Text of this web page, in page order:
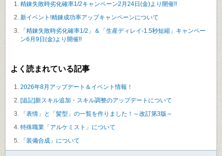
精錬失敗時劣化確率1/2キャンペーン2月24日(金)より開催!!
新イベント!精錬成功率アップキャンペーンについて
「精錬失敗時劣化確率1/2」＆「生産ディレイ-1.5秒短縮」キャンペー
ン6月9日(金)より開催!!
よく読まれている記事
2026年8月アップデート＆イベント情報！
[追記]新スキル追加・スキル調整のアップデートについて
「表情」と「髪型」の一覧を作りました！～改訂第3版～
特殊職業「アルケミスト」について
「装備合成」について